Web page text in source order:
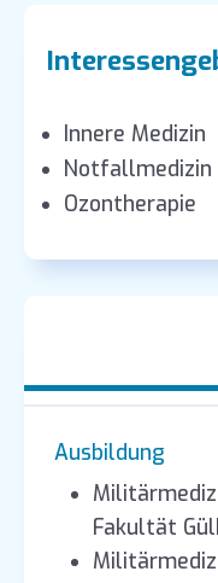
Innere Medizin
Notfallmedizin
Ozontherapie
Ausbildung
Fakultät